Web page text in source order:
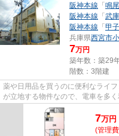
阪神本線 「 鳴
阪神本線 「 武庫
阪神本線 「 甲
兵庫県西宮市
7万円
築年数：築29
階数：3階建
薬や日用品を買うのに便利なライ
が立地する物件なので、電車を多
洗練された設計の内装を持つデ...
7万円
(管理